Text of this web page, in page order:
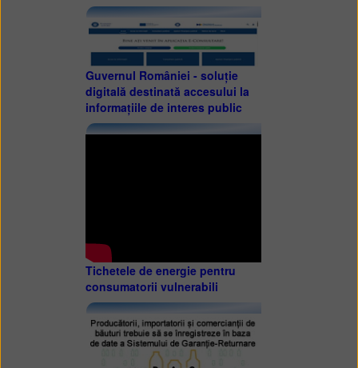
Guvernul României - soluție
digitală destinată accesului la
informațiile de interes public
Tichetele de energie pentru
consumatorii vulnerabili